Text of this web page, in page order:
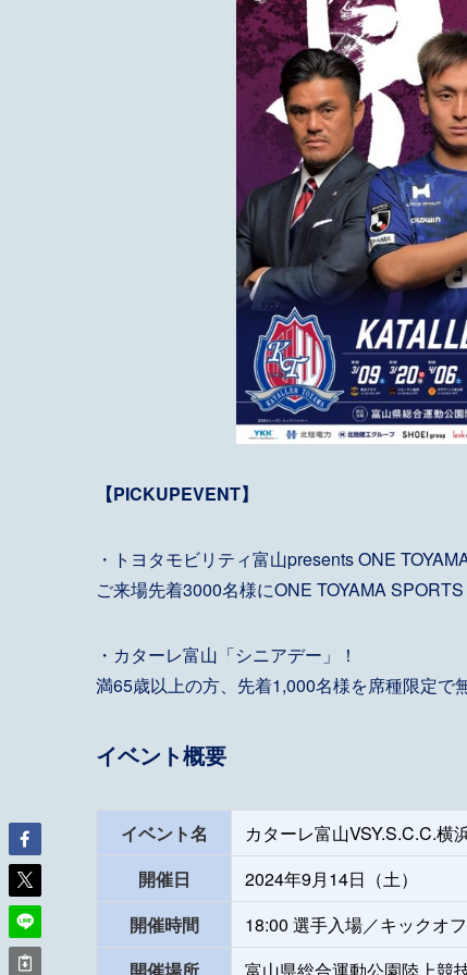
【PICKUPEVENT】
・ トヨタモビリティ富山presents ONE
ご来場先着3000名様にONE TOYAMA
・ カターレ富山「シニアデー」！
満65歳以上の方、先着1,000名様を席種限定で
イベント概要
イベント名
カターレ富山VSY.S.C.C.横
開催日
2024年9月14日（土）
開催時間
18:00 選手入場／キックオフ
開催場所
富山県総合運動公園陸上競